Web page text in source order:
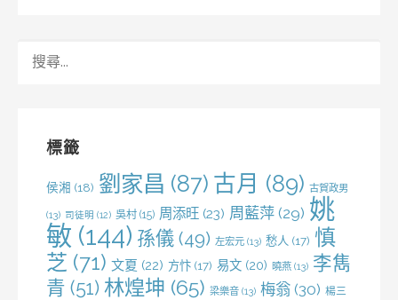
標籤
侯湘 (18) 劉家昌 (87) 古月 (89) 古賀政男
(13) 司徒明 (12) 吳村 (15) 周添旺 (23) 周藍萍 (29) 姚
敏 (144) 孫儀 (49) 左宏元 (13) 愁人 (17) 慎
芝 (71) 文夏 (22) 方忭 (17) 易文 (20) 曉燕 (13) 李雋
青 (51) 林煌坤 (65) 梁樂音 (13) 梅翁 (30) 楊三